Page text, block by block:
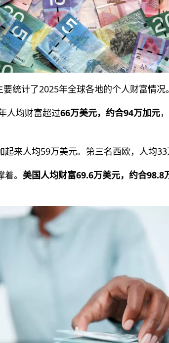
统计了2025年全球各地的个人财富情况。
人均财富超过66万美元，约合94万加元
来人均59万美元。第三名西欧，人均33
。 美国人均财富69.6万美元，约合98.8